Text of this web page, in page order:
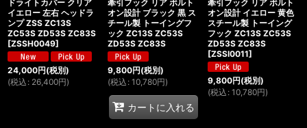
ドライトカバー クリア
イエロー 左右 ヘッドラ
ンプ ZSS ZC13S
ZC53S ZD53S ZC83S
[ZSSH0049]
24,000円(税別)
(税込 : 26,400円)
牽引フック リア ボルト
オン設計 ブラック 黒 ス
チール製 トーイングフ
ック ZC13S ZC53S
ZD53S ZC83S
9,800円(税別)
(税込 : 10,780円)
カートに入れる
牽引フック リア ボルト
オン設計 イエロー 黄色
スチール製 トーイング
フック ZC13S ZC53S
ZD53S ZC83S
[ZSSI0011]
9,800円(税別)
(税込 : 10,780円)